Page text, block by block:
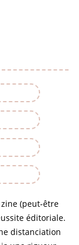
(peut-être
éditoriale.
distanciation